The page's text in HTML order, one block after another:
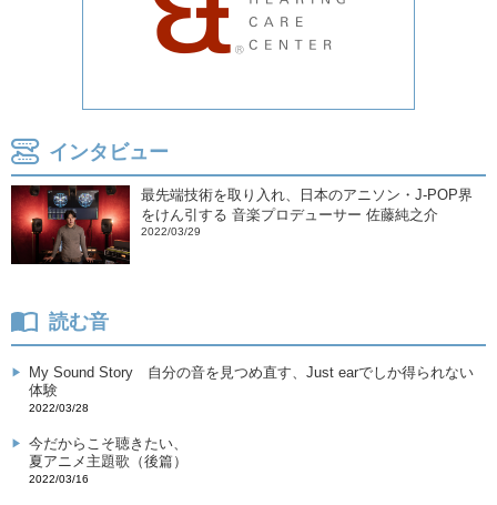
インタビュー
最先端技術を取り入れ、日本のアニソン・J-POP界
をけん引する 音楽プロデューサー 佐藤純之介
2022/03/29
読む音
My Sound Story 自分の音を見つめ直す、Just earでしか得られない
体験
2022/03/28
今だからこそ聴きたい、
夏アニメ主題歌（後篇）
2022/03/16